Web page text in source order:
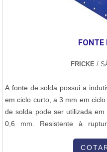
FONTE
FRICKE /
A fonte de solda possui a
em ciclo curto, a 3 mm em
de solda pode ser utilizada
0,6 mm. Resistente à
BMH destina-se a serviços de